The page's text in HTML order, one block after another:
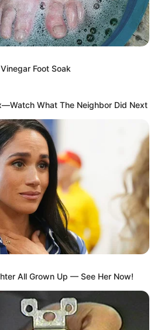
Foot Soak
What The Neighbor Did Next
All Grown Up — See Her Now!